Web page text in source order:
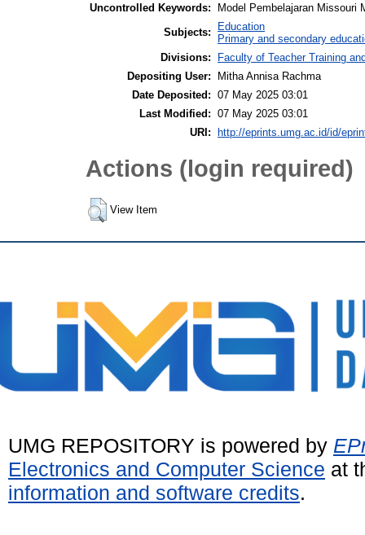
Uncontrolled Keywords:
Model Pembelajaran Missouri
Subjects:
Education
Primary and secondary
Divisions:
Faculty of Teacher Training
Depositing User:
Mitha Annisa Rachma
Date Deposited: 07 May 2025 03:01
Last Modified: 07 May 2025 03:01
URI:
http://eprints.umg.ac.id/id/
Actions (login required)
View Item
UMG REPOSITORY is powered by
Electronics and Computer Science at
information and software credits.